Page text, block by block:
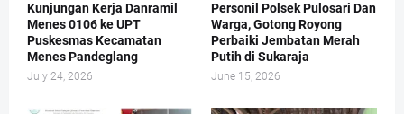
Kunjungan Kerja Danramil
Menes 0106 ke UPT
Puskesmas Kecamatan
Menes Pandeglang
July 24, 2026
Personil Polsek Pulosari Dan
Warga, Gotong Royong
Perbaiki Jembatan Merah
Putih di Sukaraja
June 15, 2026